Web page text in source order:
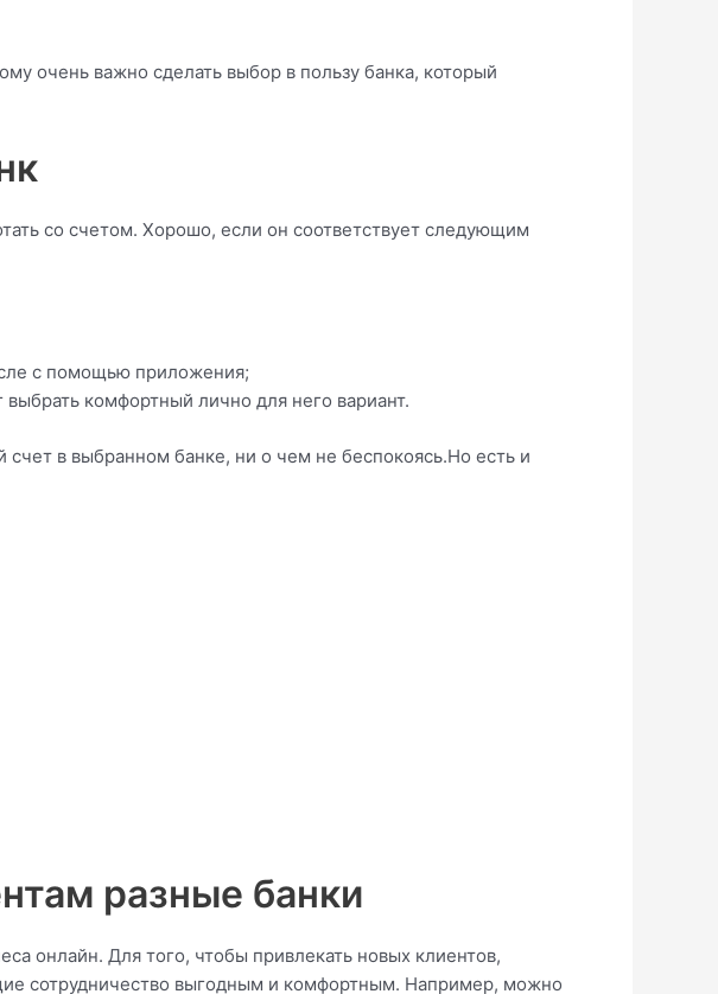
очень важно сделать выбор в пользу банка, который
со счетом. Хорошо, если он соответствует следующим
с помощью приложения;
комфортный лично для него вариант.
в выбранном банке, ни о чем не беспокоясь.Но есть и
разные банки
онлайн. Для того, чтобы привлекать новых клиентов,
сотрудничество выгодным и комфортным. Например, можно